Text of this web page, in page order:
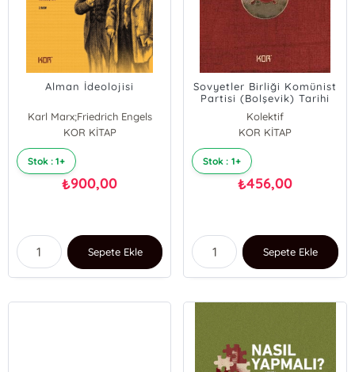
Alman İdeolojisi
Karl Marx;Friedrich Engels
KOR KİTAP
Stok : 1+
₺900,00
Sepete Ekle
Sovyetler Birliği Komünist
Partisi (Bolşevik) Tarihi
Kolektif
KOR KİTAP
Stok : 1+
₺456,00
Sepete Ekle